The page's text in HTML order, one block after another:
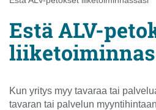
Estä ALV-
Kun yritys myy tavaraa tai
tavaran tai palvelun